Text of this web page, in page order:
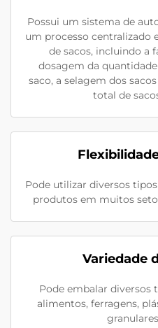
Possui um sistema de
um processo centralizado
de sacos, incluindo a
dosagem da
saco, a selagem dos
total de
Pode utilizar diversos
produtos em muitos
Variedade
Pode embalar diversos
alimentos, ferragens,